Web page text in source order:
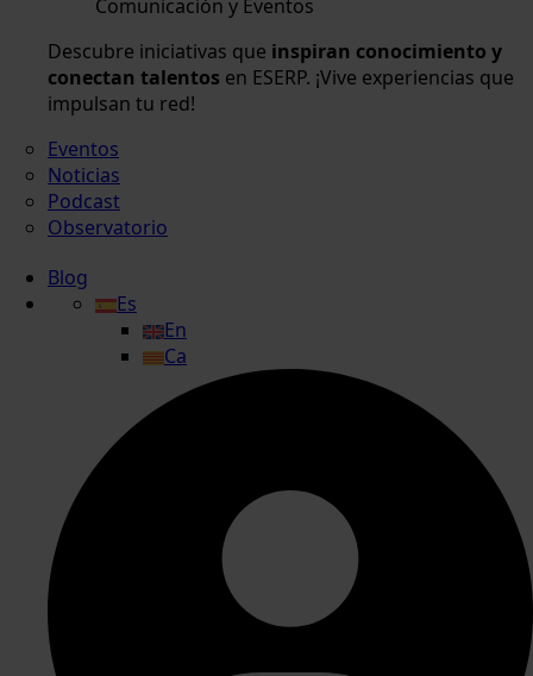
Comunicación y Eventos
Descubre iniciativas que inspiran conocimiento y
conectan talentos en ESERP. ¡Vive experiencias que
impulsan tu red!
Eventos
Noticias
Podcast
Observatorio
Blog
Es
En
Ca